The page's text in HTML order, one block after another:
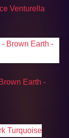
Venturella
Earth -